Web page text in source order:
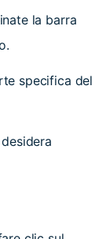
la barra